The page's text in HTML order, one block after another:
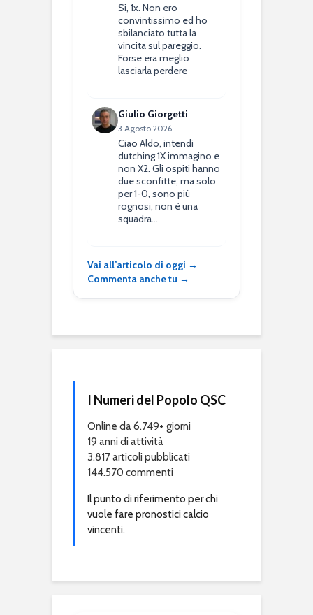
Si, 1x. Non ero
convintissimo ed ho
sbilanciato tutta la
vincita sul pareggio.
Forse era meglio
lasciarla perdere
Giulio Giorgetti
3 Agosto 2026
Ciao Aldo, intendi
dutching 1X immagino e
non X2. Gli ospiti hanno
due sconfitte, ma solo
per 1-0, sono più
rognosi, non è una
squadra…
Vai all’articolo di oggi →
Commenta anche tu →
I Numeri del Popolo QSC
Online da 6.749+ giorni
19 anni di attività
3.817 articoli pubblicati
144.570 commenti
Il punto di riferimento per chi
vuole fare pronostici calcio
vincenti.